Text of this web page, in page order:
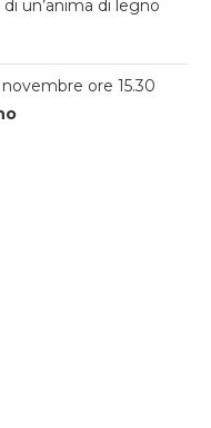
un’anima di legno
ore 15.30